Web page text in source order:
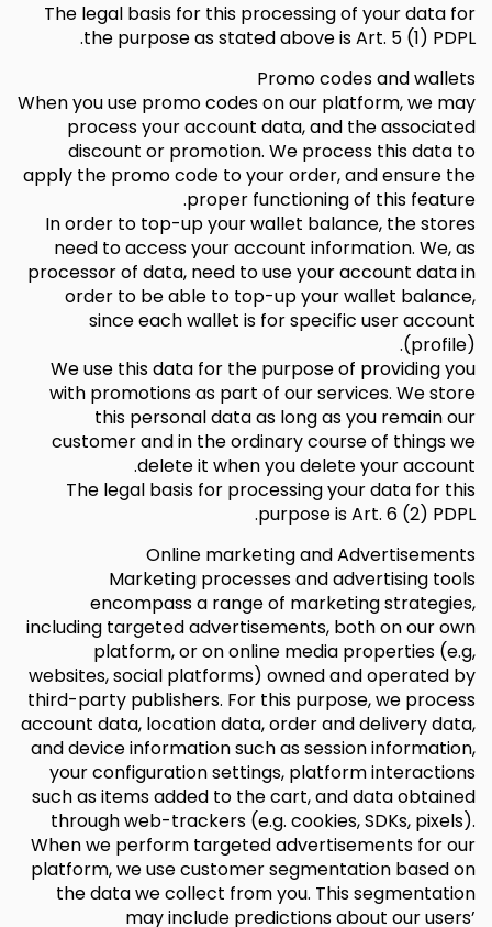
The legal basis for this processing of your data for
the purpose as stated above is Art. 5 (1) PDPL.
Promo codes and wallets
When you use promo codes on our platform, we may
process your account data, and the associated
discount or promotion. We process this data to
apply the promo code to your order, and ensure the
proper functioning of this feature.
In order to top-up your wallet balance, the stores
need to access your account information. We, as
processor of data, need to use your account data in
order to be able to top-up your wallet balance,
since each wallet is for specific user account
(profile).
We use this data for the purpose of providing you
with promotions as part of our services. We store
this personal data as long as you remain our
customer and in the ordinary course of things we
delete it when you delete your account.
The legal basis for processing your data for this
purpose is Art. 6 (2) PDPL.
Online marketing and Advertisements
Marketing processes and advertising tools
encompass a range of marketing strategies,
including targeted advertisements, both on our own
platform, or on online media properties (e.g,
websites, social platforms) owned and operated by
third-party publishers. For this purpose, we process
account data, location data, order and delivery data,
and device information such as session information,
your configuration settings, platform interactions
such as items added to the cart, and data obtained
through web-trackers (e.g. cookies, SDKs, pixels).
When we perform targeted advertisements for our
platform, we use customer segmentation based on
the data we collect from you. This segmentation
may include predictions about our users’